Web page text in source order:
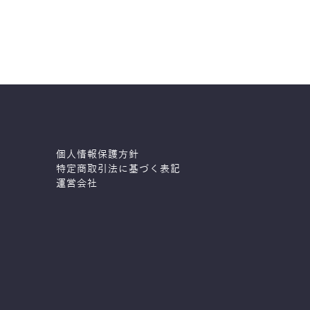
個人情報保護方針
特定商取引法に基づく表記
運営会社